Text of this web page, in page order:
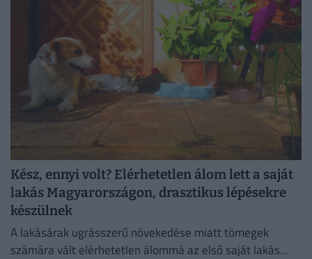
Kész, ennyi volt? Elérhetetlen álom lett a saját
lakás Magyarországon, drasztikus lépésekre
készülnek
A lakásárak ugrásszerű növekedése miatt tömegek
számára vált elérhetetlen álommá az első saját lakás